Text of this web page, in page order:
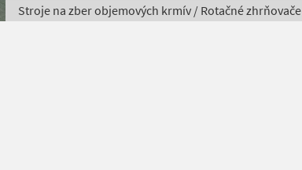
Stroje na zber objemových krmív / Rotačné zhrňovače